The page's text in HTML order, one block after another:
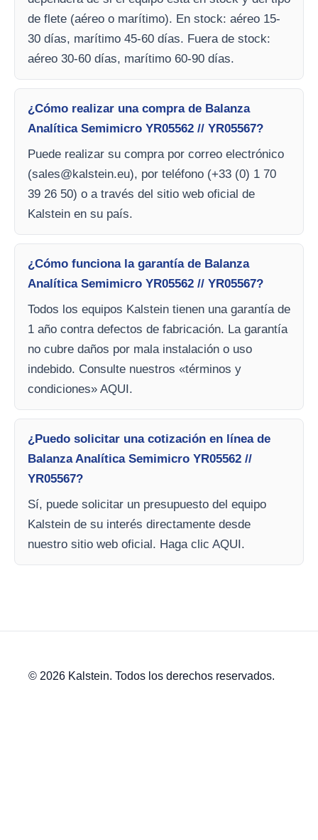
de flete (aéreo o marítimo). En stock: aéreo 15-
30 días, marítimo 45-60 días. Fuera de stock:
aéreo 30-60 días, marítimo 60-90 días.
¿Cómo realizar una compra de Balanza
Analítica Semimicro YR05562 // YR05567?
Puede realizar su compra por correo electrónico
(sales@kalstein.eu), por teléfono (+33 (0) 1 70
39 26 50) o a través del sitio web oficial de
Kalstein en su país.
¿Cómo funciona la garantía de Balanza
Analítica Semimicro YR05562 // YR05567?
Todos los equipos Kalstein tienen una garantía de
1 año contra defectos de fabricación. La garantía
no cubre daños por mala instalación o uso
indebido. Consulte nuestros «términos y
condiciones» AQUI.
¿Puedo solicitar una cotización en línea de
Balanza Analítica Semimicro YR05562 //
YR05567?
Sí, puede solicitar un presupuesto del equipo
Kalstein de su interés directamente desde
nuestro sitio web oficial. Haga clic AQUI.
© 2026 Kalstein. Todos los derechos reservados.